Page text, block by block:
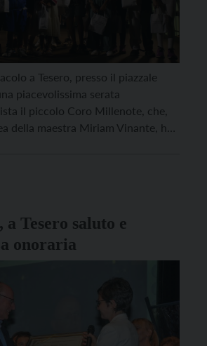
a Tesero, presso il piazzale
piacevolissima serata
il piccolo Coro Millenote, che,
della maestra Miriam Vinante, ha
Tesero saluto e
onoraria